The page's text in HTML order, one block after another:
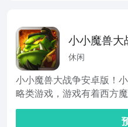
小小魔兽大
休闲
小小魔兽大战争安卓版！
略类游戏，游戏有着西方